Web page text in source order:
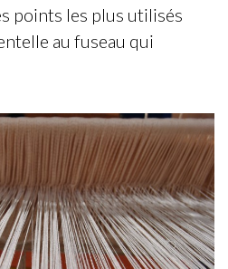
points les plus utilisés
au fuseau qui